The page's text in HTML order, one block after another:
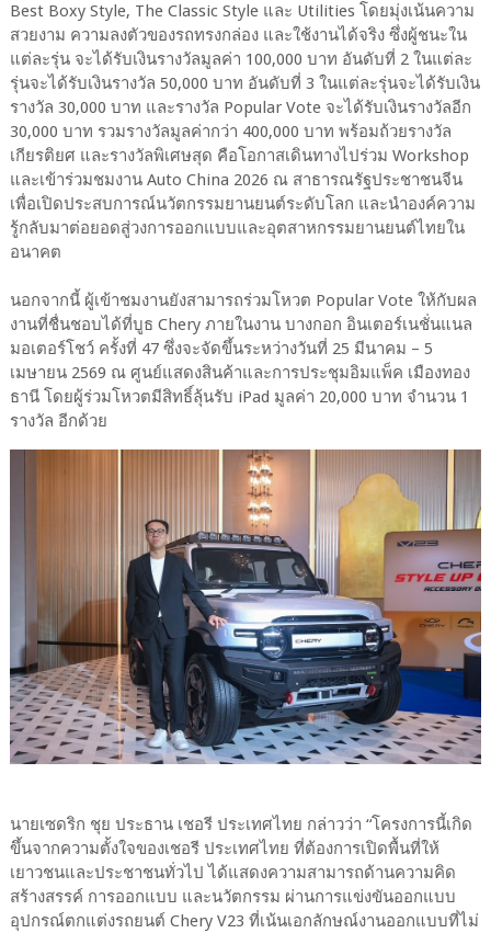
Best Boxy Style, The Classic Style และ Utilities โดยมุ่งเน้นความ
สวยงาม ความลงตัวของรถทรงกล่อง และใช้งานได้จริง ซึ่งผู้ชนะใน
แต่ละรุ่น จะได้รับเงินรางวัลมูลค่า 100,000 บาท อันดับที่ 2 ในแต่ละ
รุ่นจะได้รับเงินรางวัล 50,000 บาท อันดับที่ 3 ในแต่ละรุ่นจะได้รับเงิน
รางวัล 30,000 บาท และรางวัล Popular Vote จะได้รับเงินรางวัลอีก
30,000 บาท รวมรางวัลมูลค่ากว่า 400,000 บาท พร้อมถ้วยรางวัล
เกียรติยศ และรางวัลพิเศษสุด คือโอกาสเดินทางไปร่วม Workshop
และเข้าร่วมชมงาน Auto China 2026 ณ สาธารณรัฐประชาชนจีน
เพื่อเปิดประสบการณ์นวัตกรรมยานยนต์ระดับโลก และนำองค์ความ
รู้กลับมาต่อยอดสู่วงการออกแบบและอุตสาหกรรมยานยนต์ไทยใน
อนาคต
นอกจากนี้ ผู้เข้าชมงานยังสามารถร่วมโหวต Popular Vote ให้กับผล
งานที่ชื่นชอบได้ที่บูธ Chery ภายในงาน บางกอก อินเตอร์เนชั่นแนล
มอเตอร์โชว์ ครั้งที่ 47 ซึ่งจะจัดขึ้นระหว่างวันที่ 25 มีนาคม – 5
เมษายน 2569 ณ ศูนย์แสดงสินค้าและการประชุมอิมแพ็ค เมืองทอง
ธานี โดยผู้ร่วมโหวตมีสิทธิ์ลุ้นรับ iPad มูลค่า 20,000 บาท จำนวน 1
รางวัล อีกด้วย
นายเซดริก ชุย ประธาน เชอรี ประเทศไทย กล่าวว่า “โครงการนี้เกิด
ขึ้นจากความตั้งใจของเชอรี ประเทศไทย ที่ต้องการเปิดพื้นที่ให้
เยาวชนและประชาชนทั่วไป ได้แสดงความสามารถด้านความคิด
สร้างสรรค์ การออกแบบ และนวัตกรรม ผ่านการแข่งขันออกแบบ
อุปกรณ์ตกแต่งรถยนต์ Chery V23 ที่เน้นเอกลักษณ์งานออกแบบที่ไม่